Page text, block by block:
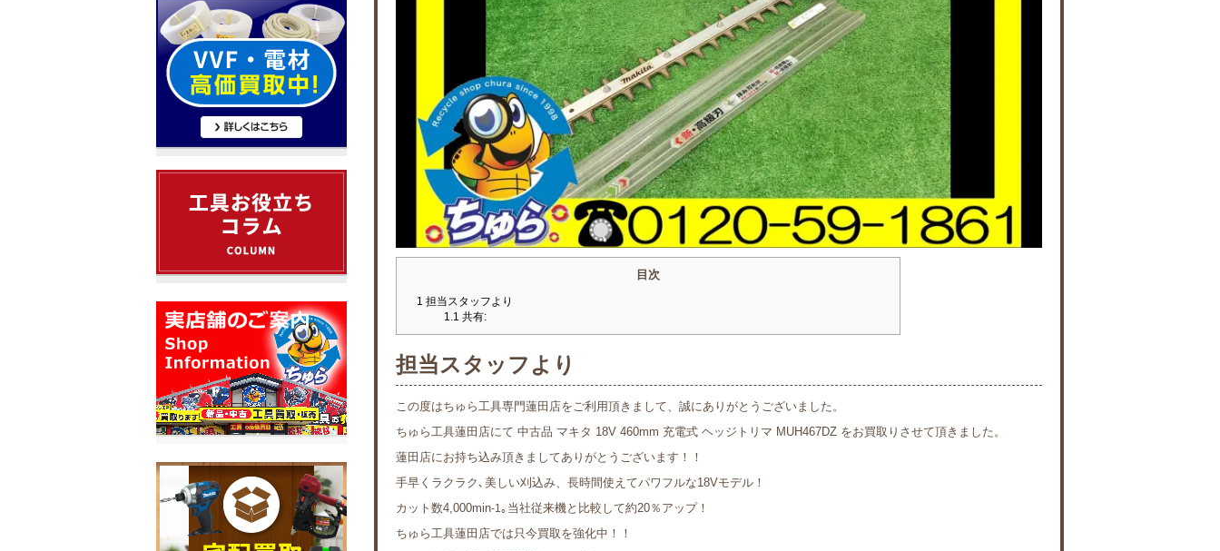
目次
1 担当スタッフより
1.1 共有:
担当スタッフより
この度はちゅら工具専門蓮田店をご利用頂きまして、誠にありがとうございました。
ちゅら工具蓮田店にて 中古品 マキタ 18V 460mm 充電式 ヘッジトリマ MUH467DZ をお買取りさせて頂きました。
蓮田店にお持ち込み頂きましてありがとうございます！！
手早くラクラク､美しい刈込み、長時間使えてパワフルな18Vモデル！
カット数4,000min-1｡当社従来機と比較して約20％アップ！
ちゅら工具蓮田店では只今買取を強化中！！